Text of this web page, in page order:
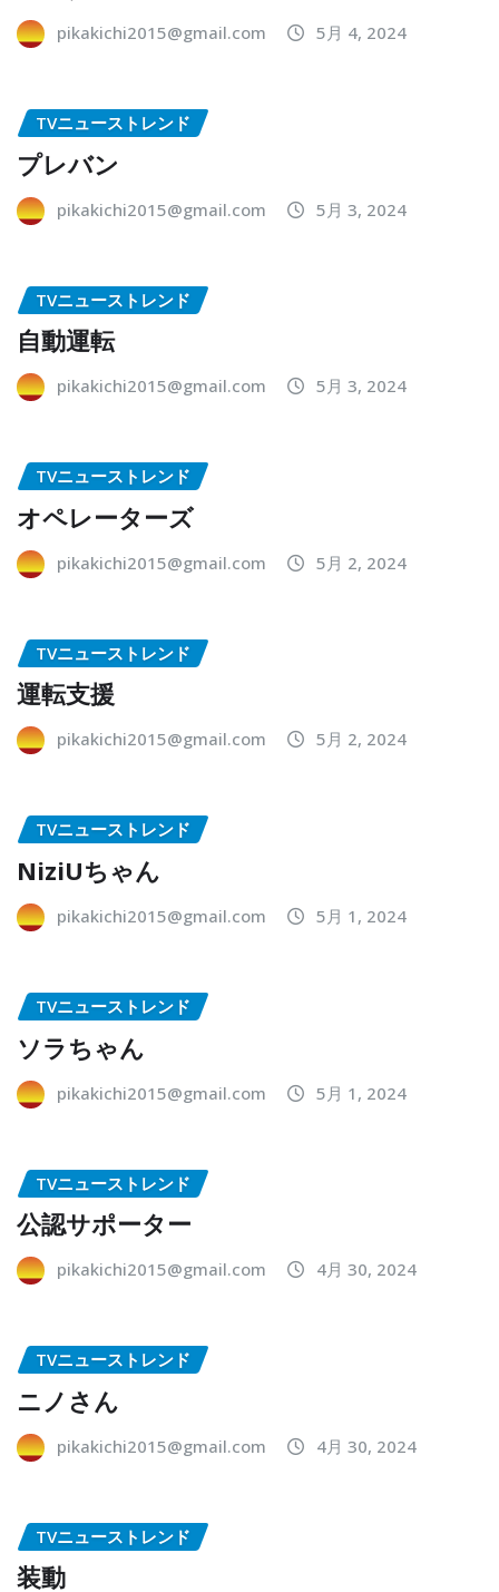
pikakichi2015@gmail.com 5月 4, 2024
TVニューストレンド
プレバン
pikakichi2015@gmail.com 5月 3, 2024
TVニューストレンド
自動運転
pikakichi2015@gmail.com 5月 3, 2024
TVニューストレンド
オペレーターズ
pikakichi2015@gmail.com 5月 2, 2024
TVニューストレンド
運転支援
pikakichi2015@gmail.com 5月 2, 2024
TVニューストレンド
NiziUちゃん
pikakichi2015@gmail.com 5月 1, 2024
TVニューストレンド
ソラちゃん
pikakichi2015@gmail.com 5月 1, 2024
TVニューストレンド
公認サポーター
pikakichi2015@gmail.com 4月 30, 2024
TVニューストレンド
ニノさん
pikakichi2015@gmail.com 4月 30, 2024
TVニューストレンド
装動